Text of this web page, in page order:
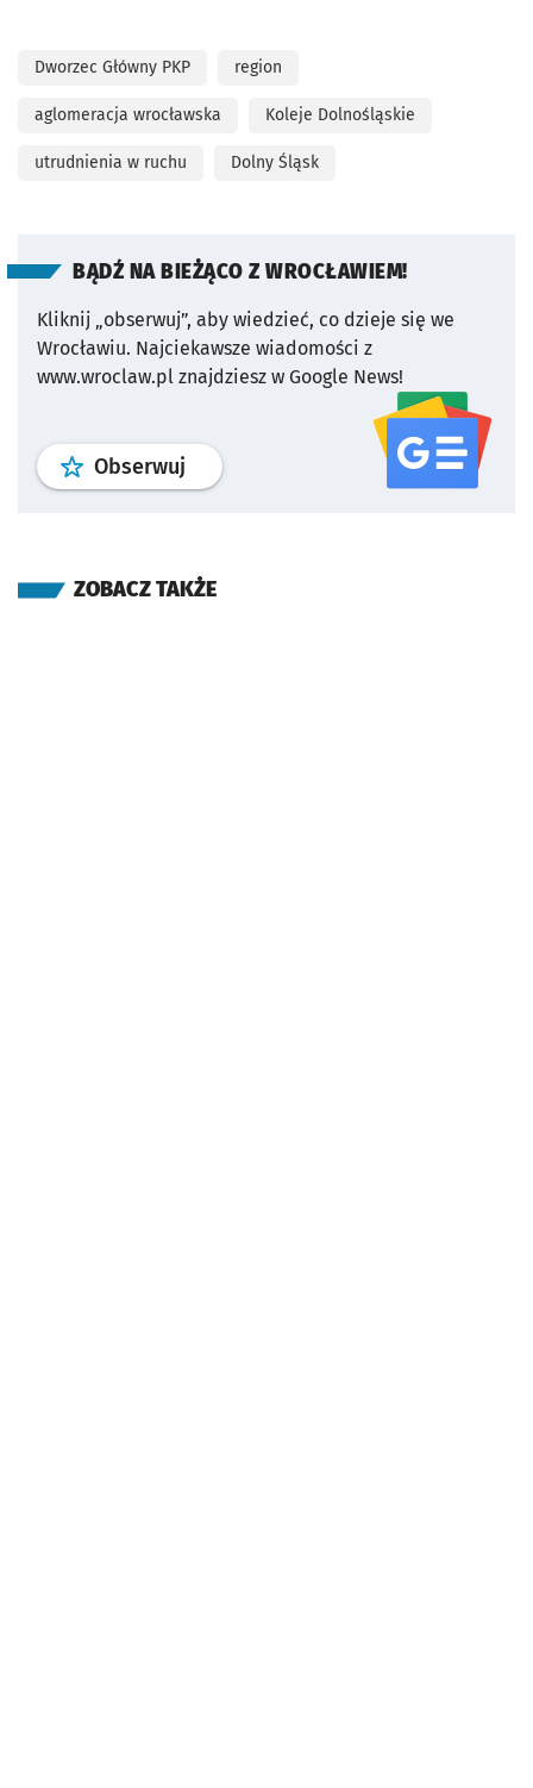
Dworzec Główny PKP region
aglomeracja wrocławska Koleje Dolnośląskie
utrudnienia w ruchu Dolny Śląsk
BĄDŹ NA BIEŻĄCO Z WROCŁAWIEM!
Kliknij „obserwuj”, aby wiedzieć, co dzieje się we
Wrocławiu. Najciekawsze wiadomości z
www.wroclaw.pl znajdziesz w Google News!
Obserwuj profil serwisu
ZOBACZ TAKŻE